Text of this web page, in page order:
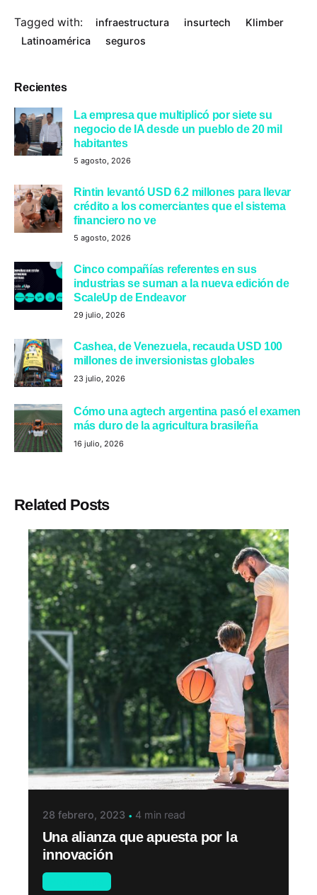
Recientes
La empresa que multiplicó por siete su
negocio de IA desde un pueblo de 20 mil
habitantes
5 agosto, 2026
Rintin levantó USD 6.2 millones para llevar
crédito a los comerciantes que el sistema
financiero no ve
5 agosto, 2026
Cinco compañías referentes en sus
industrias se suman a la nueva edición de
ScaleUp de Endeavor
29 julio, 2026
Cashea, de Venezuela, recauda USD 100
millones de inversionistas globales
23 julio, 2026
Cómo una agtech argentina pasó el examen
más duro de la agricultura brasileña
16 julio, 2026
Tagged with: infraestructura insurtech
Klimber
Latinoamérica
seguros
Related Posts
28 febrero, 2023 4 min read
Una alianza que apuesta por la
innovación